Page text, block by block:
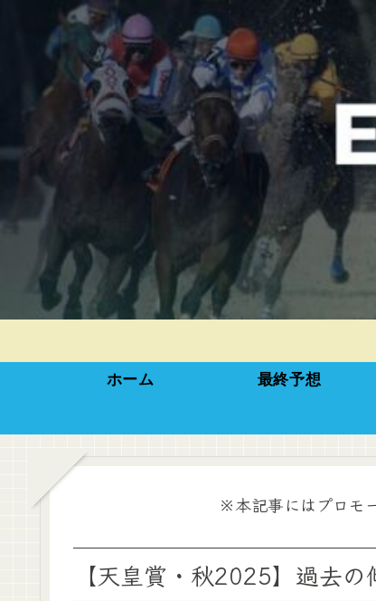
ホーム 最終予想
※本記事にはプロモ
【天皇賞・秋2025】過去